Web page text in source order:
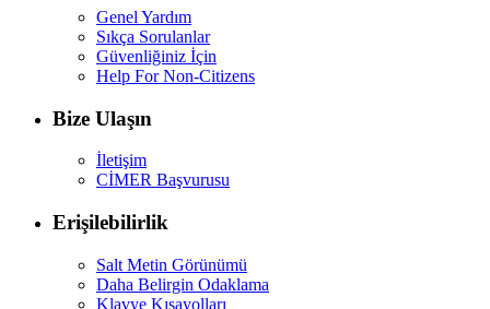
Genel Yardım
Sıkça Sorulanlar
Güvenliğiniz İçin
Help For Non-Citizens
Bize Ulaşın
İletişim
CİMER Başvurusu
Erişilebilirlik
Salt Metin Görünümü
Daha Belirgin Odaklama
Klavye Kısayolları